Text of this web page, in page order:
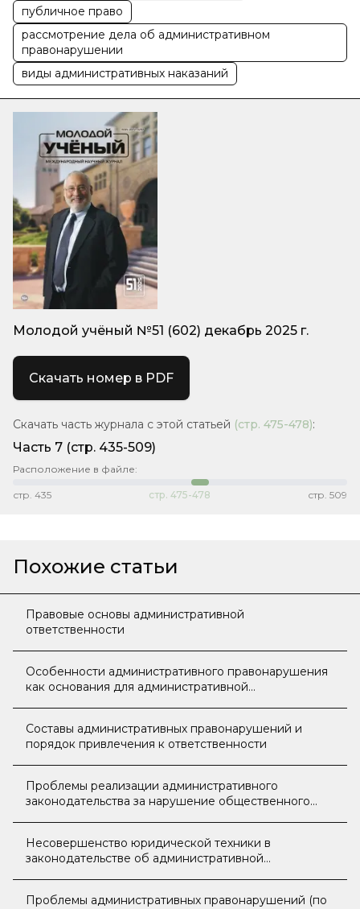
публичное право
рассмотрение дела об административном
правонарушении
виды административных наказаний
Молодой учёный №51 (602) декабрь 2025 г.
Скачать номер в PDF
Скачать часть журнала с этой статьей (стр. 475-478):
Часть 7 (стр. 435-509)
Расположение в файле:
стр. 435 стр. 475-478 стр. 509
Похожие статьи
Правовые основы административной
ответственности
Особенности административного правонарушения
как основания для административной
Составы административных правонарушений и
порядок привлечения к ответственности
Проблемы реализации административного
законодательства за нарушение общественного
Несовершенство юридической техники в
законодательстве об административной
Проблемы административных правонарушений (по